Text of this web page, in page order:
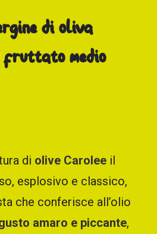
di oliva
fruttato medio
di olive Carolee il
esplosivo e classico,
che conferisce all’olio
amaro e piccante,